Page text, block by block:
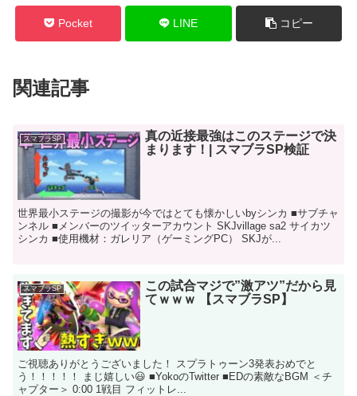
Pocket LINE コピー
関連記事
スマブラSP
真の近接最強はこのステージで決
まります！| スマブラSP検証
世界最小ステージの撮影が今ではとても懐かしいbyシンカ ■サブチャ
ンネル ■メンバーのツイッターアカウント SKJvillage sa2 サイカツ
シンカ ■使用機材：ガレリア（ゲーミングPC） SKJが...
スマブラSP
この試合マジで”激アツ”だから見
てｗｗｗ 【スマブラSP】
ご視聴ありがとうございました！ スプラトゥーン3発表おめでと
う！！！！！ まじ嬉しい😃 ■YokoのTwitter ■EDの素敵なBGM ＜チ
ャプター＞ 0:00 1戦目 フィットレ...